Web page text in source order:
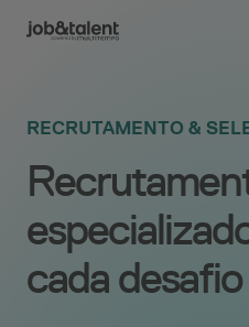
cada desafio
RECRUTAMENTO &